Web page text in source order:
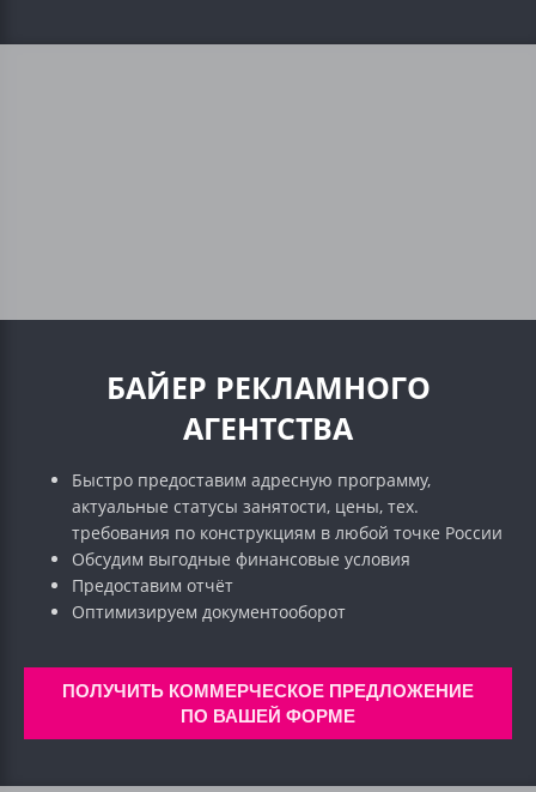
БАЙЕР РЕКЛАМНОГО
АГЕНТСТВА
Быстро предоставим адресную программу,
актуальные статусы занятости, цены, тех.
требования по конструкциям в любой точке России
Обсудим выгодные финансовые условия
Предоставим отчёт
Оптимизируем документооборот
ПОЛУЧИТЬ КОММЕРЧЕСКОЕ ПРЕДЛОЖЕНИЕ
ПО ВАШЕЙ ФОРМЕ